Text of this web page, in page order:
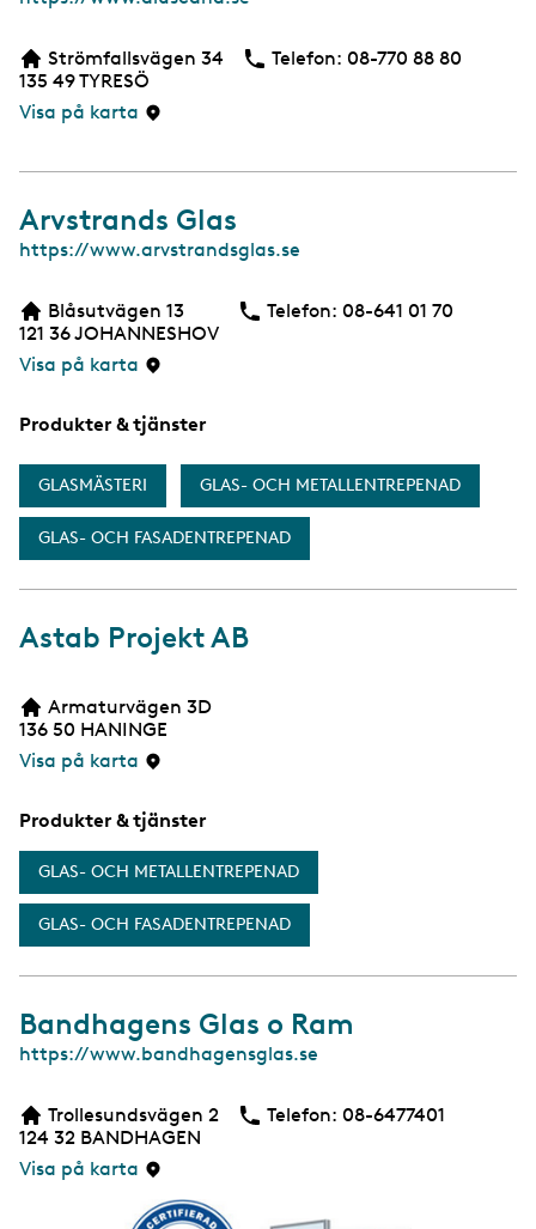
b
s
i
Strömfallsvägen 34
135 49TYRESÖ
Visa på karta
Telefon: Telefon
08-770 88 80
Arvstrands Glas
W
b
s
i
https://www.arvstrandsglas.se
Blåsutvägen 13
121 36JOHANNESHOV
Visa på karta
Telefon: Telefon
08-641 01 70
Produkter & tjänster
GLASMÄSTERI GLAS- OCH METALLENTREPENAD
GLAS- OCH FASADENTREPENAD
Astab Projekt AB
Armaturvägen 3D
136 50 HANINGE
Visa på karta
Produkter & tjänster
GLAS- OCH METALLENTREPENAD
GLAS- OCH FASADENTREPENAD
Bandhagens Glas o Ram
W
b
s
i
https://www.bandhagensglas.se
Trollesundsvägen 2
124 32 BANDHAGEN
Visa på karta
Telefon: Telefon
08-6477401